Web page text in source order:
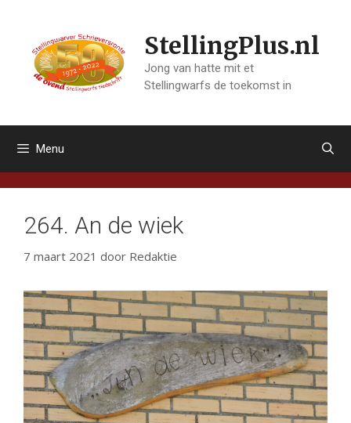
inhoud
StellingPlus.nl
Jong van hatte mit et
Stellingwarfs de toekomst in
Menu
264. An de wiek
7 maart 2021 door Redaktie